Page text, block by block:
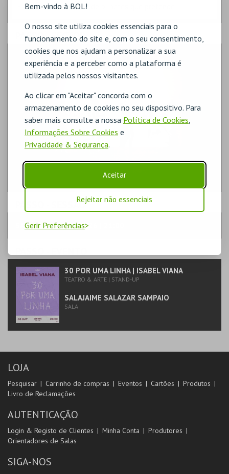
Bem-vindo à BOL!
O nosso site utiliza cookies essenciais para o
funcionamento do site e, com o seu consentimento,
cookies que nos ajudam a personalizar a sua
experiência e a perceber como a plataforma é
utilizada pelos nossos visitantes.
Ao clicar em "Aceitar" concorda com o
armazenamento de cookies no seu dispositivo. Para
saber mais consulte a nossa Política de Cookies
Informações Sobre Cookies e
Privacidade & Segurança.
Aceitar
Rejeitar não essenciais
Gerir Preferências
Escolha a quantidade de bilhetes que pretende
PASSO- SECTOR
GERAL
- SESSÃO
SÁBADO | 03 OUT 2026 | 21:00
30 POR UMA LINHA | ISABEL VIANA
TEATRO & ARTE | STAND-UP
SALAJAIME SALAZAR SAMPAIO
SALA
LOJA
Pesquisar Carrinho de compras Eventos Cartões
Produtos
Livro de Reclamações
AUTENTICAÇÃO
Login & Registo de Clientes Minha Conta
Produtores
Orientadores de Salas
SIGA-NOS